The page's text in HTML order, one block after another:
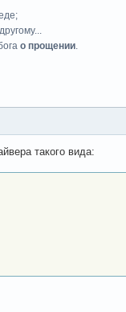
о прощении
такого вида: